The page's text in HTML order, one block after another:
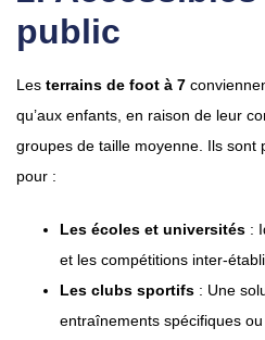
public
Les terrains de foot à 7
qu’aux enfants, en raison de leur
groupes de taille moyenne. Ils sont
pour :
Les écoles et universités :
et les compétitions inter-
Les clubs sportifs : Une
entraînements spécifiques